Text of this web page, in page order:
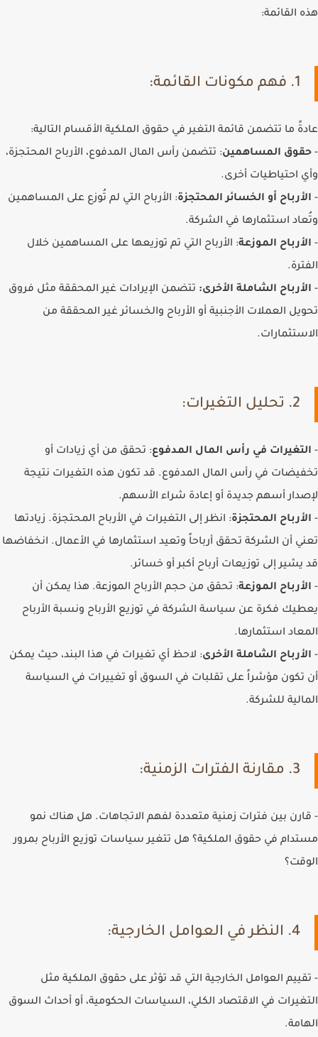
هذه القائمة:
1. فهم مكونات القائمة:
عادةً ما تتضمن قائمة التغير في حقوق الملكية الأقسام التالية:
- حقوق المساهمين: تتضمن رأس المال المدفوع، الأرباح المحتجزة،
وأي احتياطيات أخرى.
- الأرباح أو الخسائر المحتجزة: الأرباح التي لم تُوزع على المساهمين
وتُعاد استثمارها في الشركة.
- الأرباح الموزعة: الأرباح التي تم توزيعها على المساهمين خلال
الفترة.
- الأرباح الشاملة الأخرى: تتضمن الإيرادات غير المحققة مثل فروق
تحويل العملات الأجنبية أو الأرباح والخسائر غير المحققة من
الاستثمارات.
2. تحليل التغيرات:
- التغيرات في رأس المال المدفوع: تحقق من أي زيادات أو
تخفيضات في رأس المال المدفوع. قد تكون هذه التغيرات نتيجة
لإصدار أسهم جديدة أو إعادة شراء الأسهم.
- الأرباح المحتجزة: انظر إلى التغيرات في الأرباح المحتجزة. زيادتها
تعني أن الشركة تحقق أرباحاً وتعيد استثمارها في الأعمال. انخفاضها
قد يشير إلى توزيعات أرباح أكبر أو خسائر.
- الأرباح الموزعة: تحقق من حجم الأرباح الموزعة. هذا يمكن أن
يعطيك فكرة عن سياسة الشركة في توزيع الأرباح ونسبة الأرباح
المعاد استثمارها.
- الأرباح الشاملة الأخرى: لاحظ أي تغيرات في هذا البند، حيث يمكن
أن تكون مؤشراً على تقلبات في السوق أو تغييرات في السياسة
المالية للشركة.
3. مقارنة الفترات الزمنية:
- قارن بين فترات زمنية متعددة لفهم الاتجاهات. هل هناك نمو
مستدام في حقوق الملكية؟ هل تتغير سياسات توزيع الأرباح بمرور
الوقت؟
4. النظر في العوامل الخارجية:
- تقييم العوامل الخارجية التي قد تؤثر على حقوق الملكية مثل
التغيرات في الاقتصاد الكلي، السياسات الحكومية، أو أحداث السوق
الهامة.